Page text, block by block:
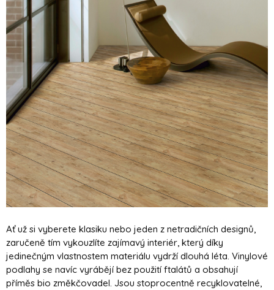
Ať už si vyberete klasiku nebo jeden z netradičních designů,
zaručeně tím vykouzlíte zajímavý interiér, který díky
jedinečným vlastnostem materiálu vydrží dlouhá léta. Vinylové
podlahy se navíc vyrábějí bez použití ftalátů a obsahují
příměs bio změkčovadel. Jsou stoprocentně recyklovatelné,